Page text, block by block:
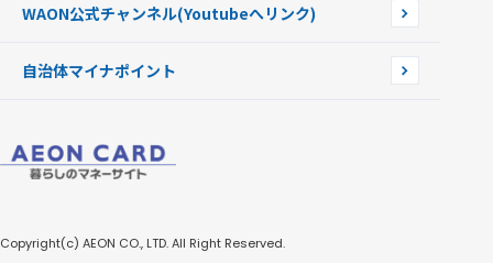
WAON公式チャンネル(Youtubeへリンク)
自治体マイナポイント
Copyright(c) AEON CO., LTD. All Right Reserved.